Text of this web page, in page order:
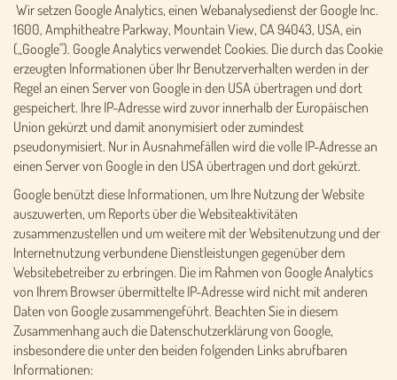
Wir setzen Google Analytics, einen Webanalysedienst der Google Inc.
1600, Amphitheatre Parkway, Mountain View, CA 94043, USA, ein
(„Google"). Google Analytics verwendet Cookies. Die durch das Cookie
erzeugten Informationen über Ihr Benutzerverhalten werden in der
Regel an einen Server von Google in den USA übertragen und dort
gespeichert. Ihre IP-Adresse wird zuvor innerhalb der Europäischen
Union gekürzt und damit anonymisiert oder zumindest
pseudonymisiert. Nur in Ausnahmefällen wird die volle IP-Adresse an
einen Server von Google in den USA übertragen und dort gekürzt.
Google benützt diese Informationen, um Ihre Nutzung der Website
auszuwerten, um Reports über die Websiteaktivitäten
zusammenzustellen und um weitere mit der Websitenutzung und der
Internetnutzung verbundene Dienstleistungen gegenüber dem
Websitebetreiber zu erbringen. Die im Rahmen von Google Analytics
von Ihrem Browser übermittelte IP-Adresse wird nicht mit anderen
Daten von Google zusammengeführt. Beachten Sie in diesem
Zusammenhang auch die Datenschutzerklärung von Google,
insbesondere die unter den beiden folgenden Links abrufbaren
Informationen: